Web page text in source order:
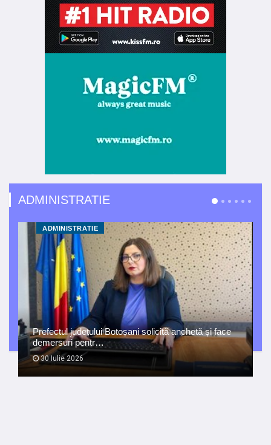
ADMINISTRATIE
ADMINISTRATIE
Prefectul județului Botoșani solicită anchetă și face
demersuri pentr…
30 Iulie 2026